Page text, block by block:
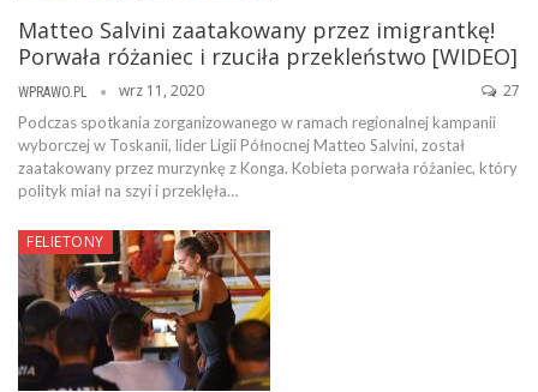
Matteo Salvini zaatakowany przez imigrantkę!
Porwała różaniec i rzuciła przekleństwo [WIDEO]
WPRAWO.PL wrz 11, 2020 27
Podczas spotkania zorganizowanego w ramach regionalnej kampanii
wyborczej w Toskanii, lider Ligii Północnej Matteo Salvini, został
zaatakowany przez murzynkę z Konga. Kobieta porwała różaniec, który
polityk miał na szyi i przeklęła…
FELIETONY